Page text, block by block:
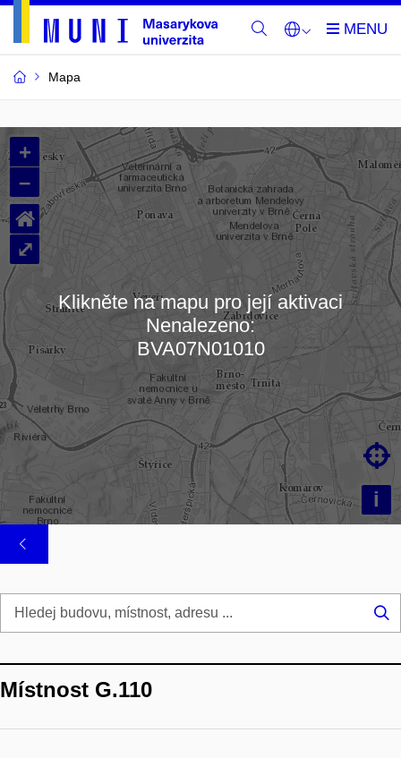
Mapa
Budovy
a
místnosti
MU
Načítám mapu…
+
–
i

⌂
⤢
Klikněte na mapu pro její aktivaci
Nenalezeno:
BVA07N01010
Místnost G.110